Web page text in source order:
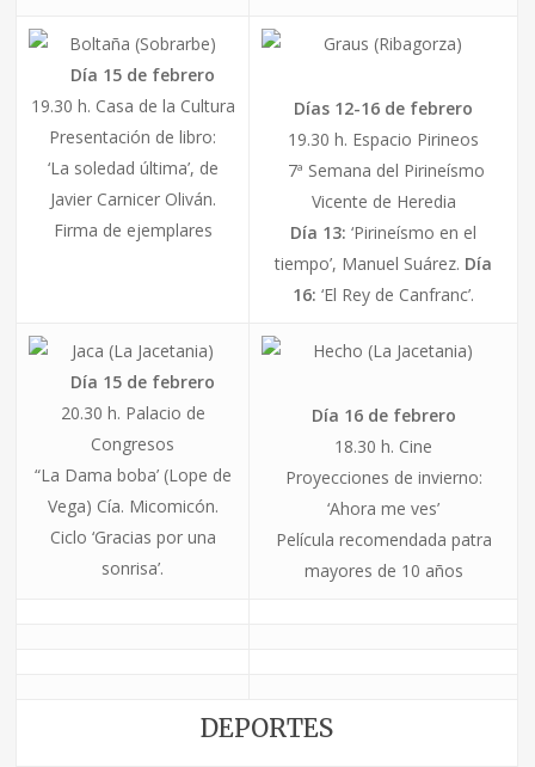
Boltaña (Sobrarbe)
Día 15 de febrero
19.30 h. Casa de la Cultura
Presentación de libro:
‘La soledad última’, de
Javier Carnicer Oliván.
Firma de ejemplares
Graus (Ribagorza)
Días 12-16 de febrero
19.30 h. Espacio Pirineos
7ª Semana del Pirineísmo
Vicente de Heredia
Día 13:‘Pirineísmo en el
tiempo’, Manuel Suárez. Día
16: ‘El Rey de Canfranc’.
Jaca (La Jacetania)
Día 15 de febrero
20.30 h. Palacio de
Congresos
“La Dama boba’ (Lope de
Vega) Cía. Micomicón.
Ciclo ‘Gracias por una
sonrisa’.
Hecho (La Jacetania)
Día 16 de febrero
18.30 h. Cine
Proyecciones de invierno:
‘Ahora me ves’
Película recomendada patra
mayores de 10 años
DEPORTES